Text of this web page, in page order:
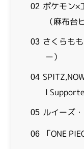
02 ポケモン
（麻布台
03 さくらも
ー）
04
l
05 ルイーズ
06 「ONE